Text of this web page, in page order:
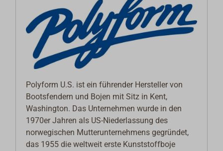
Polyform U.S. ist ein führender Hersteller von
Bootsfendern und Bojen mit Sitz in Kent,
Washington. Das Unternehmen wurde in den
1970er Jahren als US-Niederlassung des
norwegischen Mutterunternehmens gegründet,
das 1955 die weltweit erste Kunststoffboje